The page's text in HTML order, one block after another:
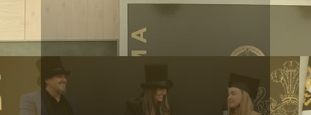
программ Академии АТОМ.